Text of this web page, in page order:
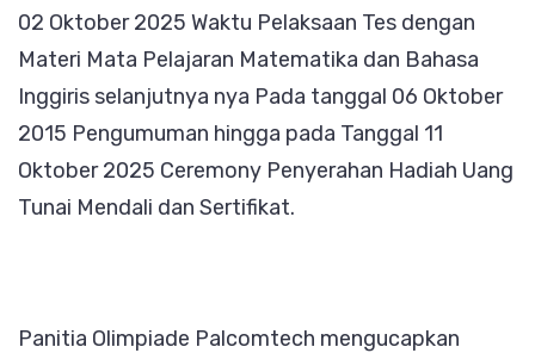
02 Oktober 2025 Waktu Pelaksaan Tes dengan
Materi Mata Pelajaran Matematika dan Bahasa
Inggiris selanjutnya nya Pada tanggal 06 Oktober
2015 Pengumuman hingga pada Tanggal 11
Oktober 2025 Ceremony Penyerahan Hadiah Uang
Tunai Mendali dan Sertifikat.
Panitia Olimpiade Palcomtech mengucapkan